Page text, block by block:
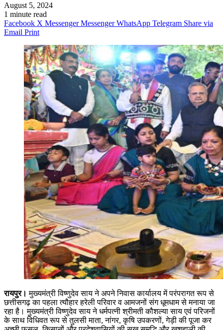
August 5, 2024
1 minute read
Facebook X Messenger Messenger WhatsApp Telegram Share via
Email Print
रायपुर।मुख्यमंत्री विष्णुदेव साय ने अपने निवास कार्यालय में परंपरागत रूप से
छत्तीसगढ़ का पहला त्यौहार हरेली परिवार व आमजनों संग धूमधाम से मनाया जा
रहा है। मुख्यमंत्री विष्णुदेव साय ने धर्मपत्नी श्रीमती कौशल्या साय एवं परिजनों
के साथ विधिवत रूप से तुलसी माता, नांगर, कृषि उपकरणों, गेड़ी की पूजा कर